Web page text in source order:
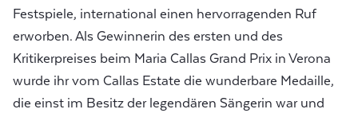
Festspiele, international einen hervorragenden Ruf
erworben. Als Gewinnerin des ersten und des
Kritikerpreises beim Maria Callas Grand Prix in Verona
wurde ihr vom Callas Estate die wunderbare Medaille,
die einst im Besitz der legendären Sängerin war und